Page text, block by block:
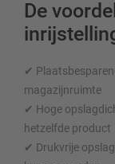
De
✔
magazijnruimte
✔ Hoge
hetzelfde product
✔ Drukvrije